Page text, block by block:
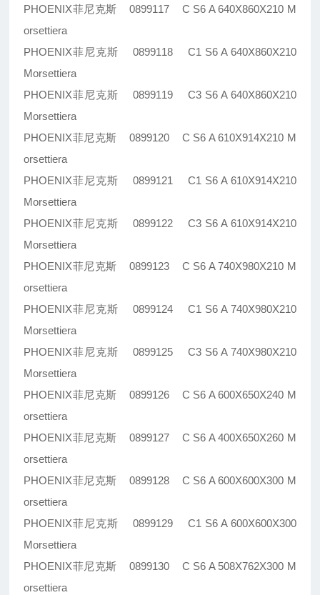
PHOENIX菲尼克斯 0899117 C S6 A 640X860X210 M
orsettiera
PHOENIX菲尼克斯 0899118 C1 S6 A 640X860X210
Morsettiera
PHOENIX菲尼克斯 0899119 C3 S6 A 640X860X210
Morsettiera
PHOENIX菲尼克斯 0899120 C S6 A 610X914X210 M
orsettiera
PHOENIX菲尼克斯 0899121 C1 S6 A 610X914X210
Morsettiera
PHOENIX菲尼克斯 0899122 C3 S6 A 610X914X210
Morsettiera
PHOENIX菲尼克斯 0899123 C S6 A 740X980X210 M
orsettiera
PHOENIX菲尼克斯 0899124 C1 S6 A 740X980X210
Morsettiera
PHOENIX菲尼克斯 0899125 C3 S6 A 740X980X210
Morsettiera
PHOENIX菲尼克斯 0899126 C S6 A 600X650X240 M
orsettiera
PHOENIX菲尼克斯 0899127 C S6 A 400X650X260 M
orsettiera
PHOENIX菲尼克斯 0899128 C S6 A 600X600X300 M
orsettiera
PHOENIX菲尼克斯 0899129 C1 S6 A 600X600X300
Morsettiera
PHOENIX菲尼克斯 0899130 C S6 A 508X762X300 M
orsettiera